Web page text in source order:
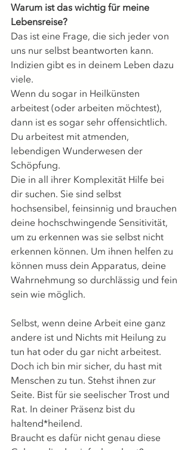
Warum ist das wichtig für meine
Lebensreise?
Das ist eine Frage, die sich jeder von
uns nur selbst beantworten kann.
Indizien gibt es in deinem Leben dazu
viele.
Wenn du sogar in Heilkünsten
arbeitest (oder arbeiten möchtest),
dann ist es sogar sehr offensichtlich.
Du arbeitest mit atmenden,
lebendigen Wunderwesen der
Schöpfung.
Die in all ihrer Komplexität Hilfe bei
dir suchen. Sie sind selbst
hochsensibel, feinsinnig und brauchen
deine hochschwingende Sensitivität,
um zu erkennen was sie selbst nicht
erkennen können. Um ihnen helfen zu
können muss dein Apparatus, deine
Wahrnehmung so durchlässig und fein
sein wie möglich.
Selbst, wenn deine Arbeit eine ganz
andere ist und Nichts mit Heilung zu
tun hat oder du gar nicht arbeitest.
Doch ich bin mir sicher, du hast mit
Menschen zu tun. Stehst ihnen zur
Seite. Bist für sie seelischer Trost und
Rat. In deiner Präsenz bist du
haltend*heilend.
Braucht es dafür nicht genau diese